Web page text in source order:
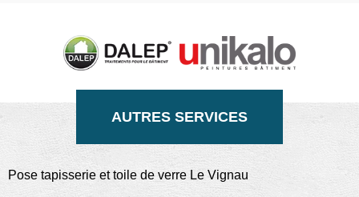
AUTRES SERVICES
Pose tapisserie et toile de verre Le Vignau